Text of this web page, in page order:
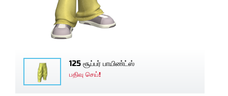
125 சூப்பர் பாயிண்ட்ஸ்
பதிவு செய்!